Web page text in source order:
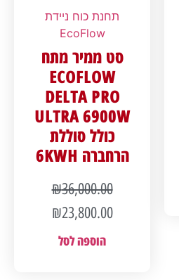
תחנת כוח ניידת
EcoFlow
סט ממיר מתח
ECOFLOW
DELTA PRO
ULTRA 6900W
כולל סוללת
הרחברה 6KWH
₪36,000.00
₪23,800.00
הוספה לסל